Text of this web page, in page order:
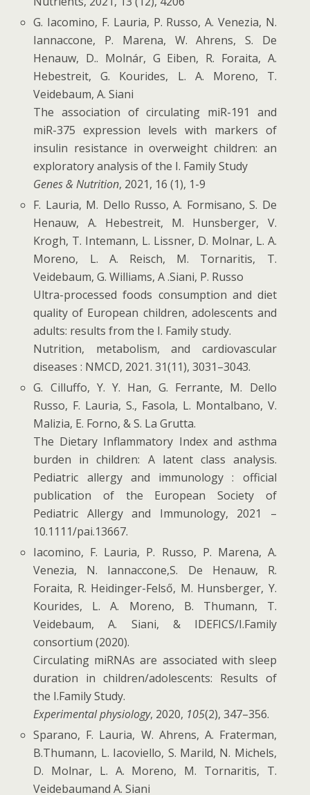
G. Iacomino, F. Lauria, P. Russo, A. Venezia, N.
Iannaccone, P. Marena, W. Ahrens, S. De
Henauw, D.. Molnár, G Eiben, R. Foraita, A.
Hebestreit, G. Kourides, L. A. Moreno, T.
Veidebaum, A. Siani
The association of circulating miR-191 and
miR-375 expression levels with markers of
insulin resistance in overweight children: an
exploratory analysis of the I. Family Study
Genes & Nutrition, 2021, 16 (1), 1-9
F. Lauria, M. Dello Russo, A. Formisano, S. De
Henauw, A. Hebestreit, M. Hunsberger, V.
Krogh, T. Intemann, L. Lissner, D. Molnar, L. A.
Moreno, L. A. Reisch, M. Tornaritis, T.
Veidebaum, G. Williams, A .Siani, P. Russo
Ultra-processed foods consumption and diet
quality of European children, adolescents and
adults: results from the I. Family study.
Nutrition, metabolism, and cardiovascular
diseases : NMCD, 2021. 31(11), 3031–3043.
G. Cilluffo, Y. Y. Han, G. Ferrante, M. Dello
Russo, F. Lauria, S., Fasola, L. Montalbano, V.
Malizia, E. Forno, & S. La Grutta.
The Dietary Inflammatory Index and asthma
burden in children: A latent class analysis.
Pediatric allergy and immunology : official
publication of the European Society of
Pediatric Allergy and Immunology, 2021 –
10.1111/pai.13667.
Iacomino, F. Lauria, P. Russo, P. Marena, A.
Venezia, N. Iannaccone,S. De Henauw, R.
Foraita, R. Heidinger-Felső, M. Hunsberger, Y.
Kourides, L. A. Moreno, B. Thumann, T.
Veidebaum, A. Siani, & IDEFICS/I.Family
consortium (2020).
Circulating miRNAs are associated with sleep
duration in children/adolescents: Results of
the I.Family Study.
Experimental physiology, 2020, 105(2), 347–356.
Sparano, F. Lauria, W. Ahrens, A. Fraterman,
B.Thumann, L. Iacoviello, S. Marild, N. Michels,
D. Molnar, L. A. Moreno, M. Tornaritis, T.
Veidebaumand A. Siani